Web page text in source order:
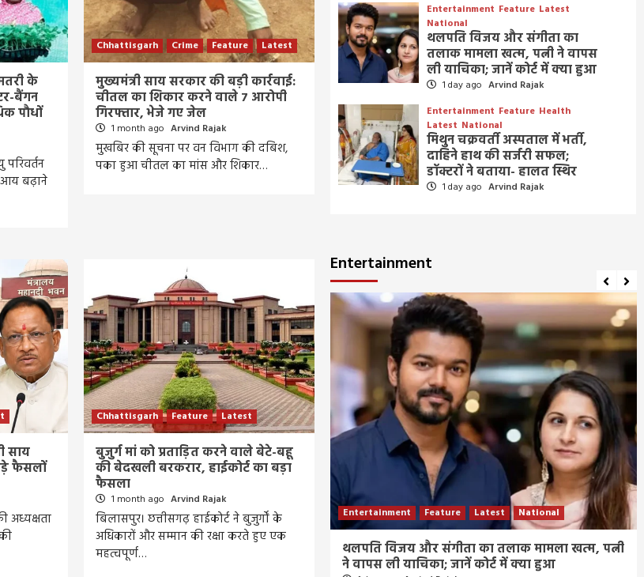
के
बैंगन
पौधों
आय बढ़ाने
Chhattisgarh Crime Feature Latest
मुख्यमंत्री साय सरकार की बड़ी कार्रवाई:
चीतल का शिकार करने वाले 7 आरोपी
गिरफ्तार, भेजे गए जेल
1 month ago Arvind Rajak
मुखबिर की सूचना पर वन विभाग की दबिश,
पका हुआ चीतल का मांस और शिकार…
साय
फैसलों
अध्यक्षता
Chhattisgarh Feature Latest
बुजुर्ग मां को प्रताड़ित करने वाले बेटे-बहू
की बेदखली बरकरार, हाईकोर्ट का बड़ा
फैसला
1 month ago Arvind Rajak
बिलासपुर। छत्तीसगढ़ हाईकोर्ट ने बुजुर्गों के
अधिकारों और सम्मान की रक्षा करते हुए एक
महत्वपूर्ण…
Entertainment Feature Latest
National
थलपति विजय और संगीता का
तलाक मामला खत्म, पत्नी ने वापस
ली याचिका; जानें कोर्ट में क्या हुआ
1 day ago Arvind Rajak
Entertainment Feature Health
Latest National
मिथुन चक्रवर्ती अस्पताल में भर्ती,
दाहिने हाथ की सर्जरी सफल;
डॉक्टरों ने बताया- हालत स्थिर
1 day ago Arvind Rajak
Entertainment
Entertainment Feature Latest National
Bigg Boss 20: सलमान खान की दमदार वापसी! रिलीज
हुआ पहला टीज़र, जानिए कब से शुरू होगा नया सीजन
Entertainment Feature Latest National
थलपति विजय और संगीता का तलाक मामला खत्म, पत्नी
ने वापस ली याचिका; जानें कोर्ट में क्या हुआ